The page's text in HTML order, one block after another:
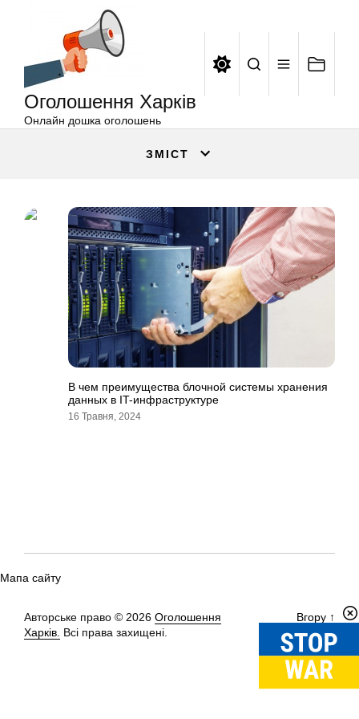
Оголошення Харків
Онлайн дошка оголошень
ЗМІСТ
В чем преимущества блочной системы хранения
данных в IT-инфраструктуре
16 Травня, 2024
Мапа сайту
Авторське право © 2026 Оголошення
Харків. Всі права захищені.
Вгору ↑